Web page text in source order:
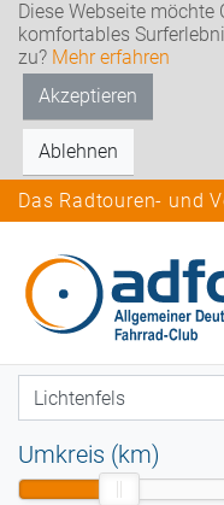
Diese Webseite möchte
komfortables
zu? Mehr erfahren
Akzeptieren
Ablehnen
Das Radtouren- und
Umkreis (km)